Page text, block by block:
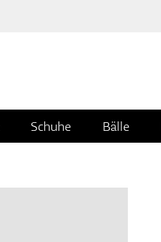
Schuhe Bälle